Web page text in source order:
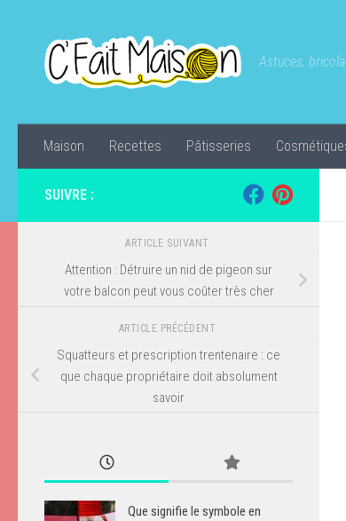
Astuces,
Maison Recettes Pâtisseries
SUIVRE :
ARTICLE SUIVANT
Attention : Détruire un nid de pigeon sur
votre balcon peut vous coûter très cher
ARTICLE PRÉCÉDENT
Squatteurs et prescription trentenaire : ce
que chaque propriétaire doit absolument
savoir
Que signifie le symbole en